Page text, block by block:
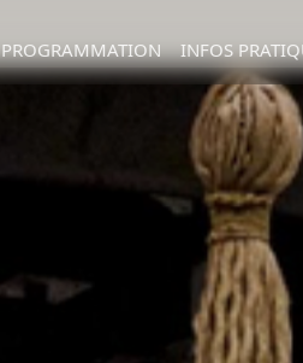
PROGRAMMATION INFOS